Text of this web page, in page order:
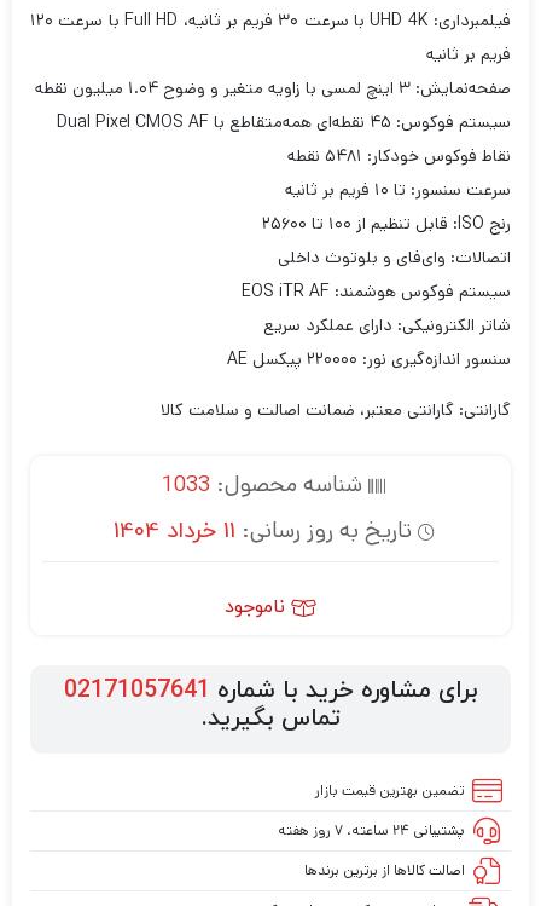
فیلمبرداری: UHD 4K با سرعت ۳۰ فریم بر ثانیه، Full HD با سرعت ۱۲۰
فریم بر ثانیه
صفحه‌نمایش: ۳ اینچ لمسی با زاویه متغیر و وضوح ۱.۰۴ میلیون نقطه
سیستم فوکوس: ۴۵ نقطه‌ای همه‌متقاطع با Dual Pixel CMOS AF
نقاط فوکوس خودکار: ۵۴۸۱ نقطه
سرعت سنسور: تا ۱۰ فریم بر ثانیه
رنج ISO: قابل تنظیم از ۱۰۰ تا ۲۵۶۰۰
اتصالات: وای‌فای و بلوتوث داخلی
سیستم فوکوس هوشمند: EOS iTR AF
شاتر الکترونیکی: دارای عملکرد سریع
سنسور اندازه‌گیری نور: ۲۲۰۰۰۰ پیکسل AE
گارانتی: گارانتی معتبر، ضمانت اصالت و سلامت کالا
شناسه محصول: 1033
تاریخ به روز رسانی: 11 خرداد 1404
ناموجود
برای مشاوره خرید با شماره 02171057641
تماس بگیرید.
تضمین بهترین قیمت بازار
پشتیبانی ۲۴ ساعته، ۷ روز هفته
اصالت کالاها از برترین برندها